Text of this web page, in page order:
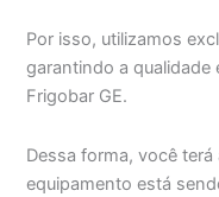
Por isso, utilizamos
garantindo a qualidade
Frigobar GE.
Dessa forma, você
equipamento está